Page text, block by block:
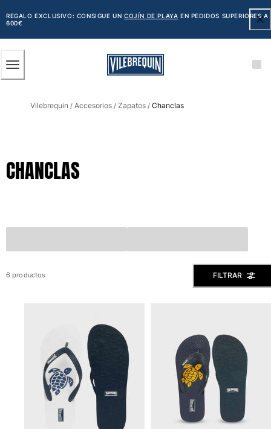
AL
CONTENIDO
PRINCIPAL
REGALO EXCLUSIVO: CONSIGUE UNCOJÍN DE PLAYA EN PEDIDOS SUPERIORES A
600€
Ver todo Hombre
Clásico
Cintura plana
Pret-a-porter
Polos
Camisas
Shorts
Chaquetas y Abrigos
Vilebrequin / Accesorios / Zapatos / Chanclas
CHANCLAS
6 productos FILTRAR